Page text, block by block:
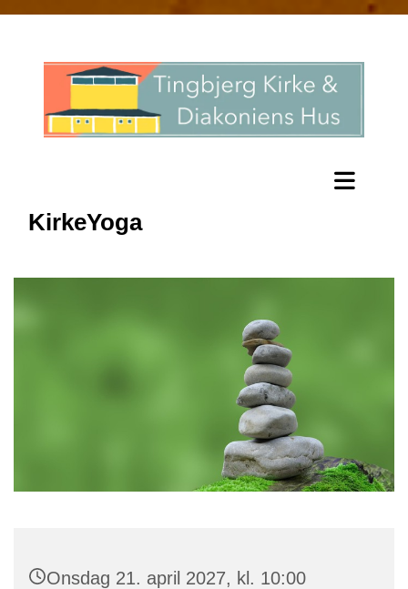
KirkeYoga
Onsdag 21. april 2027, kl. 10:00